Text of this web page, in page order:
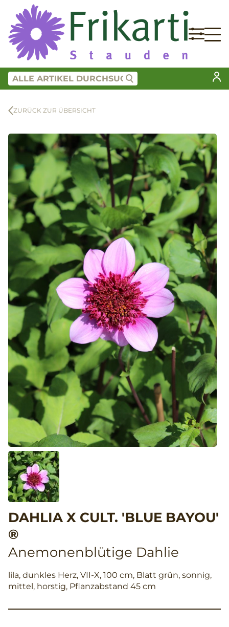
ZURÜCK ZUR ÜBERSICHT
DAHLIA X CULT. 'BLUE BAYOU'
®
Anemonenblütige Dahlie
lila, dunkles Herz, VII-X, 100 cm, Blatt grün, sonnig,
mittel, horstig, Pflanzabstand 45 cm